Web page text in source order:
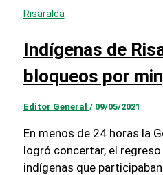
Risaralda
Indígenas de
bloqueos por
Editor General / 09/05/2021
En menos de 24 horas la
logró concertar, el
indígenas que